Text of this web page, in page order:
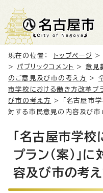
現在の位置： トップページ
> パブリックコメント > 意見
のご意見及び市の考え方
>
市学校における働き方改革プ
び市の考え方
> 「名古屋市学
対する市民意見の内容及び市
「名古屋市学
プラン（案）」
容及び市の考